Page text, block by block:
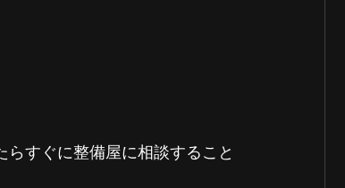
すぐに整備屋に相談すること